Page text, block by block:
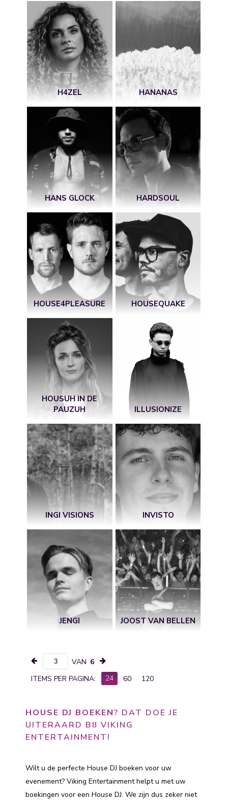
H4ZEL HANANAS
HANS GLOCK HARDSOUL
HOUSE4PLEASURE HOUSEQUAKE
HOUSUH IN DE
PAUZUH
ILLUSIONIZE
INGI VISIONS INVISTO
JENGI JOOST VAN BELLEN
VAN 6
ITEMS PER PAGINA:
24 60 120
HOUSE DJ BOEKEN? DAT DOE JE
UITERAARD BIJ VIKING
ENTERTAINMENT!
Wilt u de perfecte House DJ boeken voor uw
evenement? Viking Entertainment helpt u met uw
boekingen voor een House DJ. We zijn dus zeker niet